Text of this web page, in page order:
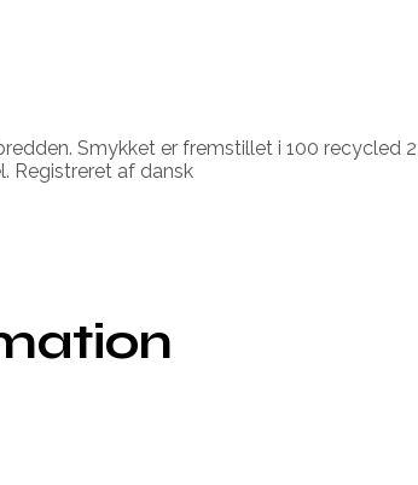
Smykket er fremstillet i 100
Registreret af dansk